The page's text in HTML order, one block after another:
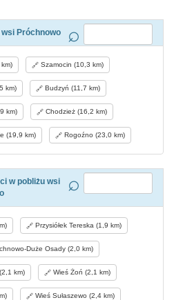
Próchnowo
Szamocin (10,3 km)
km) Budzyń (11,7 km)
km) Chodzież (16,2 km)
(19,9 km) Rogoźno (23,0 km)
w pobliżu wsi
Przysiółek Tereska (1,9 km)
Duże Osady (2,0 km)
km) Wieś Żoń (2,1 km)
Wieś Sułaszewo (2,4 km)